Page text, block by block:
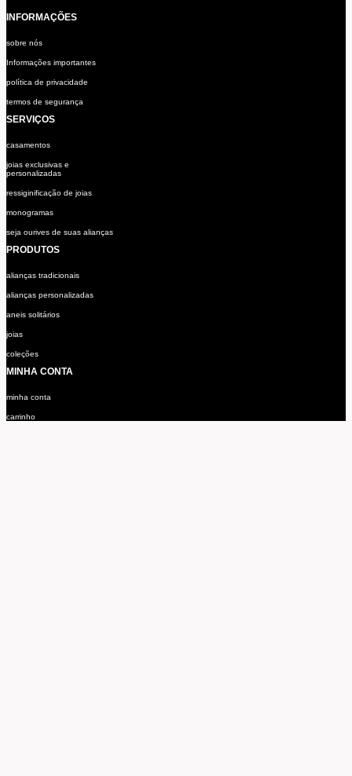
INFORMAÇÕES
sobre nós
Informações importantes
política de privacidade
termos de segurança
SERVIÇOS
casamentos
joias exclusivas e
personalizadas
ressiginificação de joias
monogramas
seja ourives de suas alianças
PRODUTOS
alianças tradicionais
alianças personalizadas
aneis solitários
joias
coleções
MINHA CONTA
minha conta
carrinho